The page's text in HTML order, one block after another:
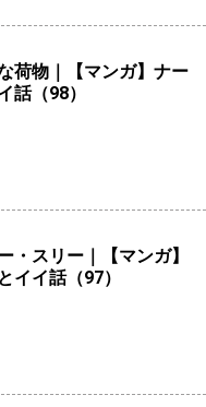
荷物｜【マンガ】ナー
話（98）
・スリー｜【マンガ】
イイ話（97）